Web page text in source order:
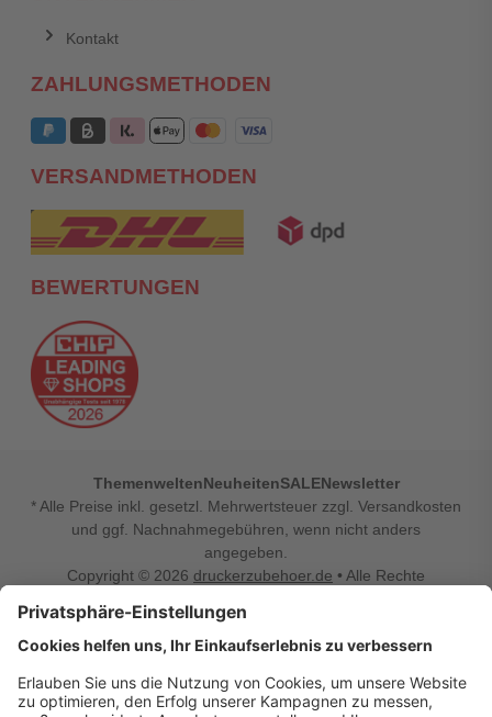
Kontakt
ZAHLUNGSMETHODEN
VERSANDMETHODEN
BEWERTUNGEN
ThemenweltenNeuheitenSALENewsletter
* Alle Preise inkl. gesetzl. Mehrwertsteuer zzgl. Versandkosten
und ggf. Nachnahmegebühren, wenn nicht anders
angegeben.
Copyright © 2026 druckerzubehoer.de • Alle Rechte
Vertrag widerrufen
Druckerzubehoer.de – preiswerte Qualität für Ihr Office
Sie sind auf der Suche nach dem passenden Druckerzubehör
oder Zubehör für das Büro, den Computer oder Ihr